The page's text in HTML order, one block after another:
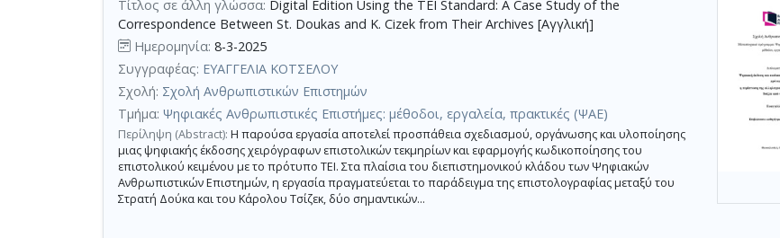
σελίδων
1.
Εφαρμοζόμενα
κριτήρια
αναζήτησης:
Archive
των
κριτηρίων
αναζήτησης
Περιορισμός
αποτελεσμάτων
με
Τίτλος σε άλλη γλώσσα: Digital Edition Using the TEI Standard: A Case Study of the
Correspondence Between St. Doukas and K. Cizek from Their Archives [Αγγλική]
Ημερομηνία: 8-3-2025
Συγγραφέας: ΕΥΑΓΓΕΛΙΑ ΚΟΤΣΕΛΟΥ
Σχολή: Σχολή Ανθρωπιστικών Επιστημών
Τμήμα: Ψηφιακές Ανθρωπιστικές Επιστήμες: μέθοδοι, εργαλεία, πρακτικές (ΨΑΕ)
Περίληψη (Abstract): Η παρούσα εργασία αποτελεί προσπάθεια σχεδιασμού, οργάνωσης και υλοποίησης
μιας ψηφιακής έκδοσης χειρόγραφων επιστολικών τεκμηρίων και εφαρμογής κωδικοποίησης του
επιστολικού κειμένου με το πρότυπο ΤΕΙ. Στα πλαίσια του διεπιστημονικού κλάδου των Ψηφιακών
Ανθρωπιστικών Επιστημών, η εργασία πραγματεύεται το παράδειγμα της επιστολογραφίας μεταξύ του
Στρατή Δούκα και του Κάρολου Τσίζεκ, δύο σημαντικών...